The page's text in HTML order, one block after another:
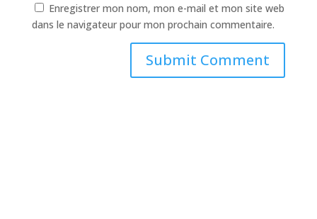
Enregistrer mon nom, mon e-mail et mon site web
dans le navigateur pour mon prochain commentaire.